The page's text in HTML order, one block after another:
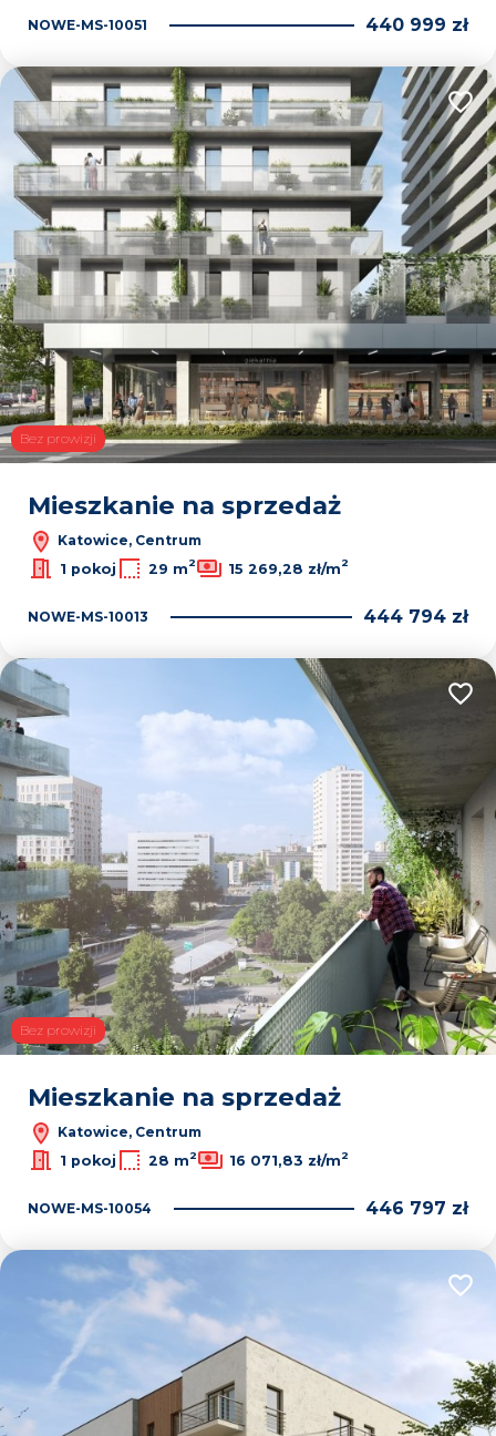
NOWE-MS-10051 440 999 zł
Bez prowizji
Mieszkanie na sprzedaż
Katowice, Centrum
1 pokoj
29 m2 15 269,28 zł/m2
NOWE-MS-10013 444 794 zł
Bez prowizji
Mieszkanie na sprzedaż
Katowice, Centrum
1 pokoj
28 m2 16 071,83 zł/m2
NOWE-MS-10054 446 797 zł